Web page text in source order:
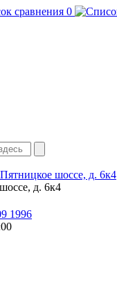
0
шоссе, д. 6к4
д. 6к4
1996